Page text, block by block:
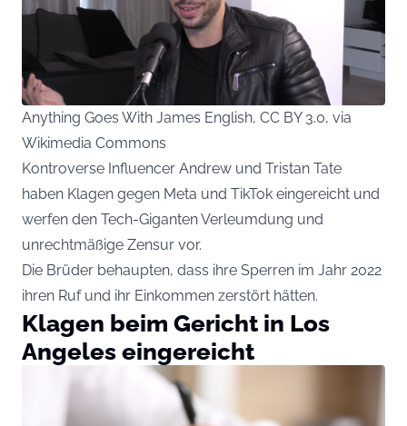
Anything Goes With James English, CC BY 3.0, via
Wikimedia Commons
Kontroverse Influencer Andrew und Tristan Tate
haben Klagen gegen Meta und TikTok eingereicht und
werfen den Tech-Giganten Verleumdung und
unrechtmäßige Zensur vor.
Die Brüder behaupten, dass ihre Sperren im Jahr 2022
ihren Ruf und ihr Einkommen zerstört hätten.
Klagen beim Gericht in Los
Angeles eingereicht